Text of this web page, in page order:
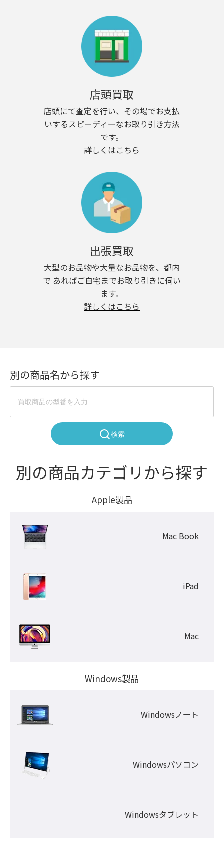
店頭買取
店頭にて査定を行い、その場でお支払
いするスピーディーなお取り引き方法
です。
詳しくはこちら
出張買取
大型のお品物や大量なお品物を、都内
で あればご自宅までお取り引きに伺い
ます。
詳しくはこちら
別の商品名から探す
検索
別の商品カテゴリから探す
Apple製品
Mac Book
iPad
Mac
Windows製品
Windowsノート
Windowsパソコン
Windowsタブレット